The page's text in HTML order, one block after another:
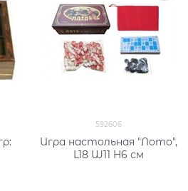
592606
Игра настольная "Лото",
L18 W11 H6 см